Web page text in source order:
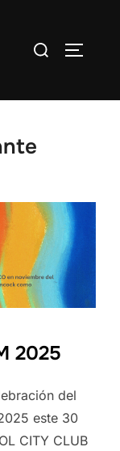
Search
2025
del
este 30
CITY CLUB